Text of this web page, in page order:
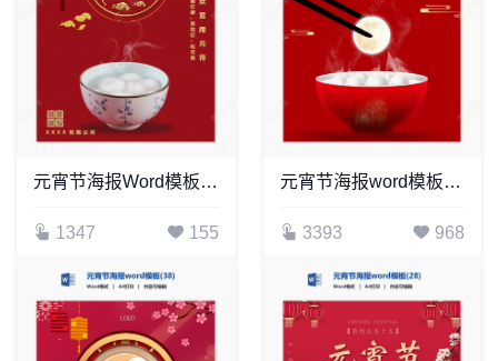
元宵节海报Word模板(13)
1347 155
元宵节海报word模板(32)
3393 968